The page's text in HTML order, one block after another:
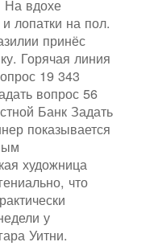
На вдохе
лопатки на пол.
принёс
Горячая линия
19 343
вопрос 56
Банк Задать
показывается
художница
что
у
Уитни.